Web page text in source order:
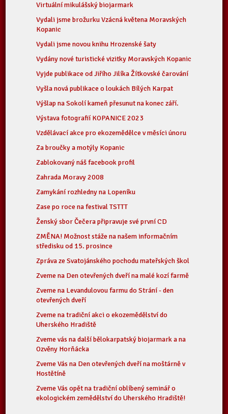
Virtuální mikulášský biojarmark
Vydali jsme brožurku Vzácná květena Moravských
Kopanic
Vydali jsme novou knihu Hrozenské šaty
Vydány nové turistické vizitky Moravských Kopanic
Vyjde publikace od Jiřího Jilíka Žítkovské čarování
Vyšla nová publikace o loukách Bílých Karpat
Výšlap na Sokolí kameň přesunut na konec září.
Výstava fotografií KOPANICE 2023
Vzdělávací akce pro ekozemědělce v měsíci únoru
Za broučky a motýly Kopanic
Zablokovaný náš facebook profil
Zahrada Moravy 2008
Zamykání rozhledny na Lopeníku
Zase po roce na festival TSTTT
Ženský sbor Čečera připravuje své první CD
ZMĚNA! Možnost stáže na našem informačním
středisku od 15. prosince
Zpráva ze Svatojánského pochodu mateřských škol
Zveme na Den otevřených dveří na malé kozí farmě
Zveme na Levandulovou farmu do Strání - den
otevřených dveří
Zveme na tradiční akci o ekozemědělství do
Uherského Hradiště
Zveme vás na další bělokarpatský biojarmark a na
Ozvěny Horňácka
Zveme Vás na Den otevřených dveří na moštárně v
Hostětíně
Zveme Vás opět na tradiční oblíbený seminář o
ekologickém zemědělství do Uherského Hradiště!